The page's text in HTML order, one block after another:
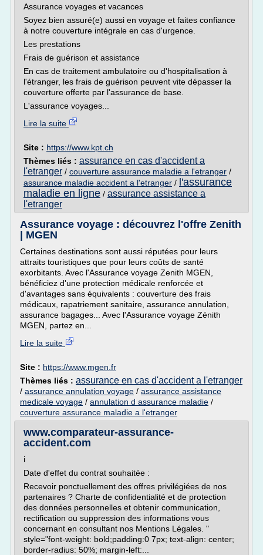
Assurance voyages et vacances
Soyez bien assuré(e) aussi en voyage et faites confiance
à notre couverture intégrale en cas d'urgence.
Les prestations
Frais de guérison et assistance
En cas de traitement ambulatoire ou d'hospitalisation à
l'étranger, les frais de guérison peuvent vite dépasser la
couverture offerte par l'assurance de base.
L'assurance voyages...
Lire la suite
Site : https://www.kpt.ch
Thèmes liés : assurance en cas d'accident a
l'etranger / couverture assurance maladie a l'etranger /
assurance maladie accident a l'etranger / l'assurance
maladie en ligne / assurance assistance a
l'etranger
Assurance voyage : découvrez l'offre Zenith
| MGEN
Certaines destinations sont aussi réputées pour leurs
attraits touristiques que pour leurs coûts de santé
exorbitants. Avec l'Assurance voyage Zenith MGEN,
bénéficiez d'une protection médicale renforcée et
d'avantages sans équivalents : couverture des frais
médicaux, rapatriement sanitaire, assurance annulation,
assurance bagages... Avec l'Assurance voyage Zénith
MGEN, partez en...
Lire la suite
Site : https://www.mgen.fr
Thèmes liés : assurance en cas d'accident a l'etranger
/ assurance annulation voyage / assurance assistance
medicale voyage / annulation d assurance maladie /
couverture assurance maladie a l'etranger
www.comparateur-assurance-
accident.com
i
Date d'effet du contrat souhaitée :
Recevoir ponctuellement des offres privilégiées de nos
partenaires ? Charte de confidentialité et de protection
des données personnelles et obtenir communication,
rectification ou suppression des informations vous
concernant en consultant nos Mentions Légales. "
style="font-weight: bold;padding:0 7px; text-align: center;
border-radius: 50%; margin-left:...